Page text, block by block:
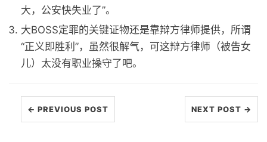
大，公安快失业了”。
大BOSS定罪的关键证物还是靠辩方律师提供，所谓
“正义即胜利”，虽然很解气，可这辩方律师（被告女
儿）太没有职业操守了吧。
← PREVIOUS POST NEXT POST →